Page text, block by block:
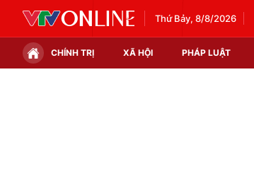
Thứ Bảy, 8/8/2026
CHÍNH TRỊ XÃ HỘI PHÁP LUẬT